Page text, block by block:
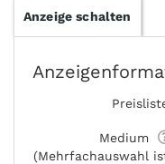
Anzeige schalten
Medium
(Mehrfachauswahl